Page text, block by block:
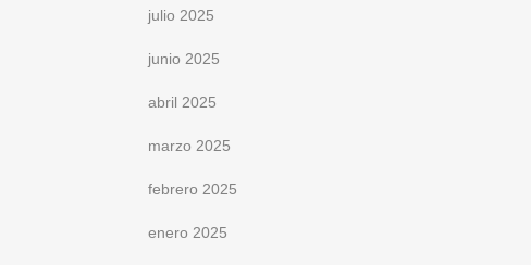
julio 2025
junio 2025
abril 2025
marzo 2025
febrero 2025
enero 2025